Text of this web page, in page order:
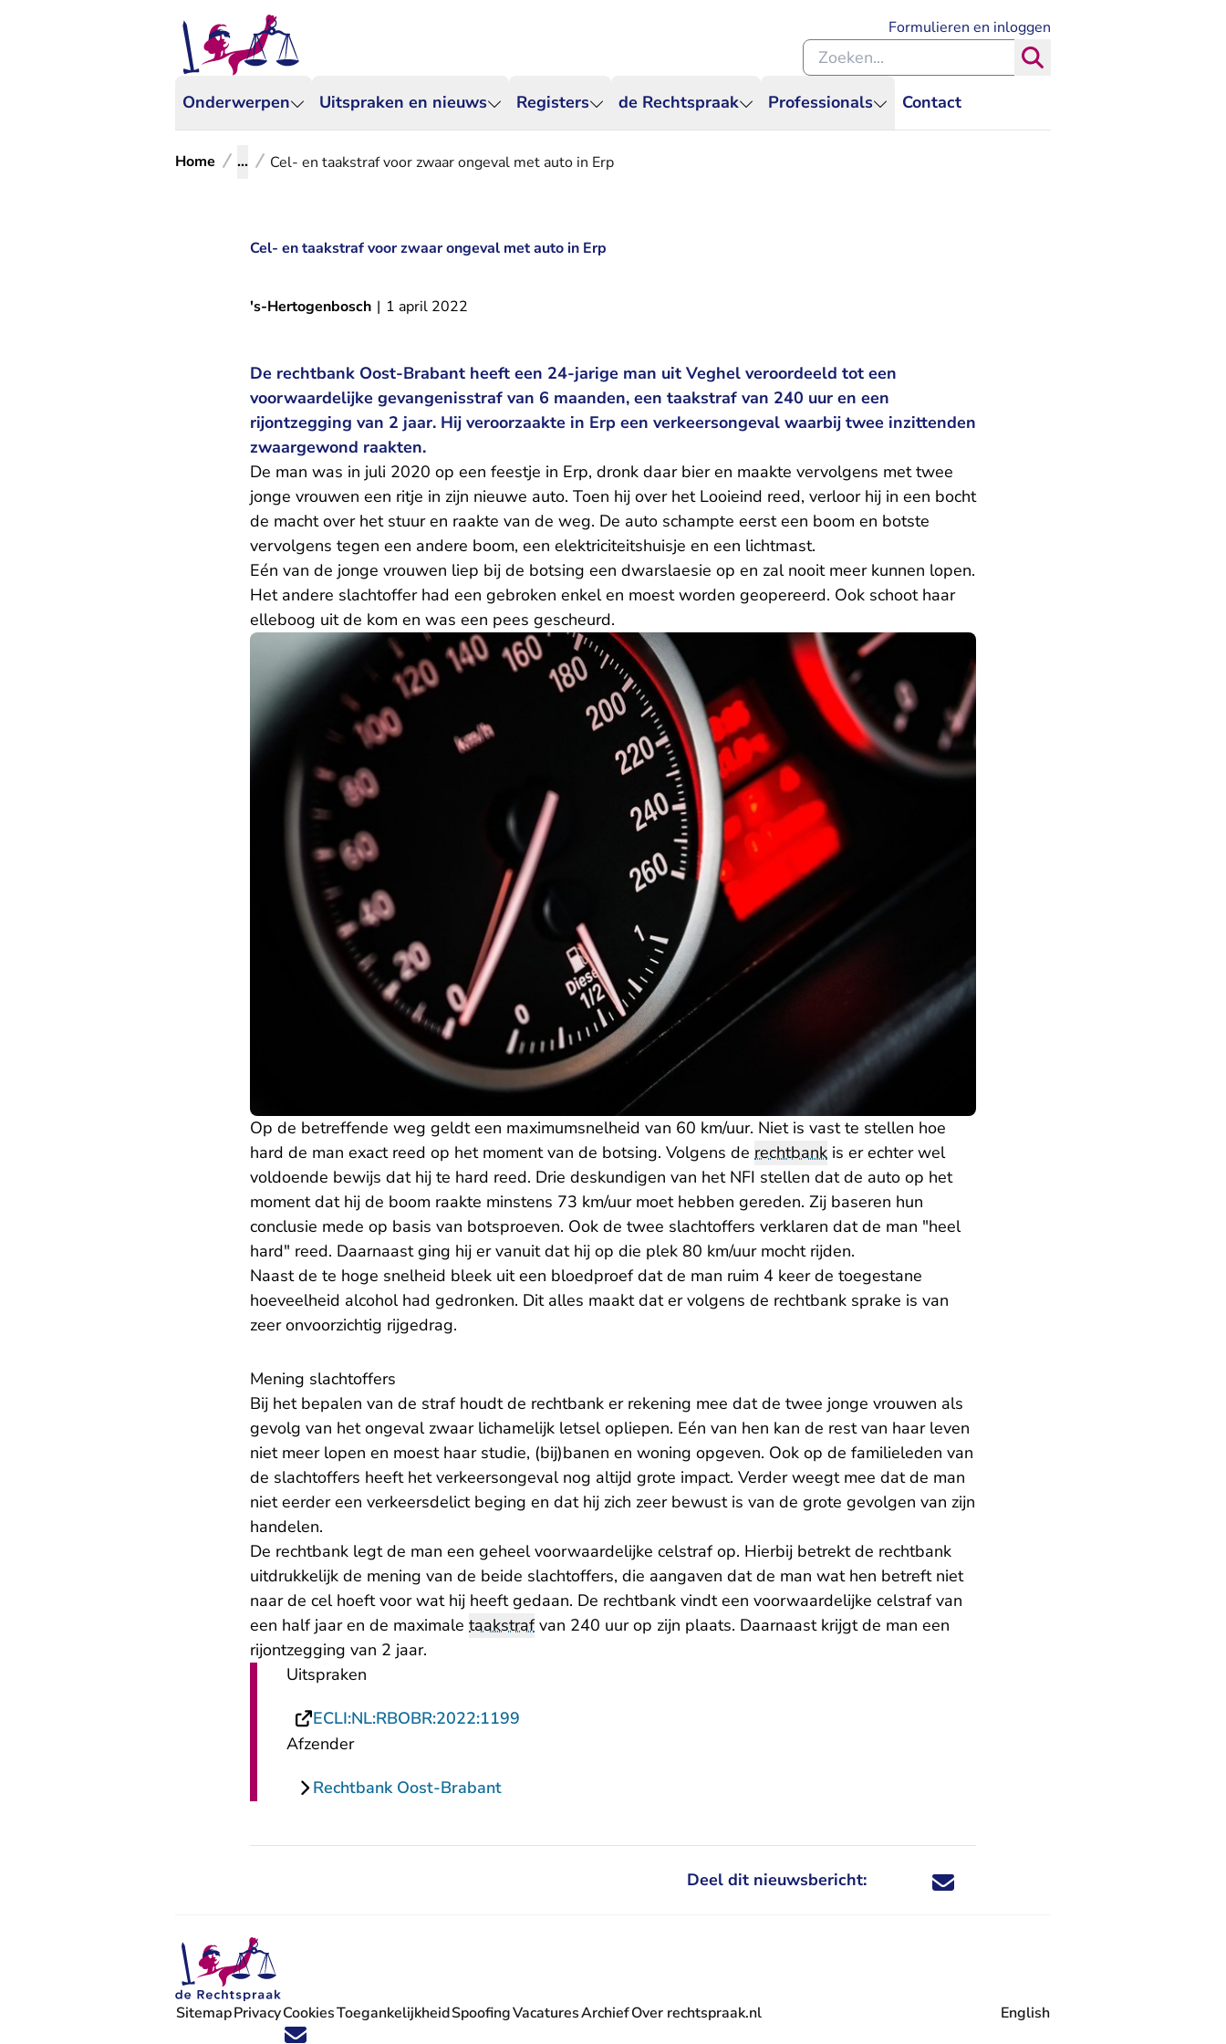
Onderwerpen Uitspraken en nieuws Registers de Rechtspraak Professionals Contact
Formulieren en inloggen
Zoeken binnen de Rechtspraak
Home ... Cel- en taakstraf voor zwaar ongeval met auto in Erp
Cel- en taakstraf voor zwaar ongeval met auto in Erp
's-Hertogenbosch | 1 april 2022
De rechtbank Oost-Brabant heeft een 24-jarige man uit Veghel veroordeeld tot een
voorwaardelijke gevangenisstraf van 6 maanden, een taakstraf van 240 uur en een
rijontzegging van 2 jaar. Hij veroorzaakte in Erp een verkeersongeval waarbij twee inzittenden
zwaargewond raakten.
De man was in juli 2020 op een feestje in Erp, dronk daar bier en maakte vervolgens met twee
jonge vrouwen een ritje in zijn nieuwe auto. Toen hij over het Looieind reed, verloor hij in een bocht
de macht over het stuur en raakte van de weg. De auto schampte eerst een boom en botste
vervolgens tegen een andere boom, een elektriciteitshuisje en een lichtmast.
Eén van de jonge vrouwen liep bij de botsing een dwarslaesie op en zal nooit meer kunnen lopen.
Het andere slachtoffer had een gebroken enkel en moest worden geopereerd. Ook schoot haar
elleboog uit de kom en was een pees gescheurd.
Op de betreffende weg geldt een maximumsnelheid van 60 km/uur. Niet is vast te stellen hoe
hard de man exact reed op het moment van de botsing. Volgens de rechtbank is er echter wel
voldoende bewijs dat hij te hard reed. Drie deskundigen van het NFI stellen dat de auto op het
moment dat hij de boom raakte minstens 73 km/uur moet hebben gereden. Zij baseren hun
conclusie mede op basis van botsproeven. Ook de twee slachtoffers verklaren dat de man "heel
hard" reed. Daarnaast ging hij er vanuit dat hij op die plek 80 km/uur mocht rijden.
Naast de te hoge snelheid bleek uit een bloedproef dat de man ruim 4 keer de toegestane
hoeveelheid alcohol had gedronken. Dit alles maakt dat er volgens de rechtbank sprake is van
zeer onvoorzichtig rijgedrag.
Mening slachtoffers
Bij het bepalen van de straf houdt de rechtbank er rekening mee dat de twee jonge vrouwen als
gevolg van het ongeval zwaar lichamelijk letsel opliepen. Eén van hen kan de rest van haar leven
niet meer lopen en moest haar studie, (bij)banen en woning opgeven. Ook op de familieleden van
de slachtoffers heeft het verkeersongeval nog altijd grote impact. Verder weegt mee dat de man
niet eerder een verkeersdelict beging en dat hij zich zeer bewust is van de grote gevolgen van zijn
handelen.
De rechtbank legt de man een geheel voorwaardelijke celstraf op. Hierbij betrekt de rechtbank
uitdrukkelijk de mening van de beide slachtoffers, die aangaven dat de man wat hen betreft niet
naar de cel hoeft voor wat hij heeft gedaan. De rechtbank vindt een voorwaardelijke celstraf van
een half jaar en de maximale taakstrafvan 240 uur op zijn plaats. Daarnaast krijgt de man een
rijontzegging van 2 jaar.
Uitspraken
ECLI:NL:RBOBR:2022:1199
Afzender
Rechtbank Oost-Brabant
Deel dit nieuwsbericht: Deel dit nieuwsbericht via X - U verlaat
Deel dit nieuwsbericht via Facebook - U
Deel dit nieuwsbericht via e-mail
Deel dit nieuwsbericht via LinkedIn - U
Volg ons op X (Twitter) - U verlaat Rechtspraak.nl
Volg ons op Facebook - U verlaat Rechtspraak.nl
Volg ons op Instagram - U verlaat Rechtspraak.nl
Volg ons op Youtube - U verlaat Rechtspraak.nl
Volg ons op LinkedIn - U verlaat Rechtspraak.nl
'Blijf op de hoogte' nieuwsbrief - U verlaat Rechtspraak.nl
SitemapPrivacyCookiesToegankelijkheidSpoofingVacatures
- U verlaat Rechtspraak.nl
ArchiefOver rechtspraak.nl English